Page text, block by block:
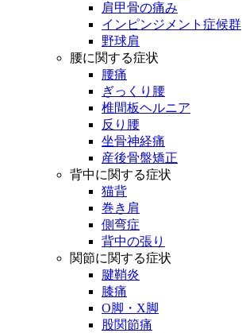
肩甲骨の痛み
インピンジメント症候群
野球肩
腰に関する症状
腰痛
ぎっくり腰
椎間板ヘルニア
反り腰
坐骨神経痛
産後骨盤矯正
背中に関する症状
猫背
巻き肩
側弯症
背中の張り
関節に関する症状
腱鞘炎
膝痛
O脚・X脚
股関節痛